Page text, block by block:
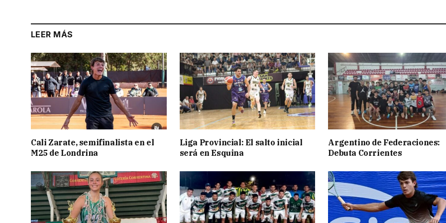
LEER MÁS
Cali Zarate, semifinalista en el
M25 de Londrina
Liga Provincial: El salto inicial
será en Esquina
Argentino de Federaciones:
Debuta Corrientes